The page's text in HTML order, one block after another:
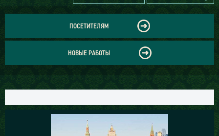
ПОСЕТИТЕЛЯМ
НОВЫЕ РАБОТЫ